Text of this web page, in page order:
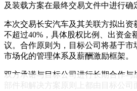
及装载方案在最终交易文件中进行确
本次交易长安汽车及其关联方拟出资
不超过40%，具体股权比例、出资金
议。合作原则为，目标公司将基于市
市场化的管理体系及薪酬激励框架。
双方承诺与目标公司进行长期合作与
部件和解决方案原则上都由目标公司